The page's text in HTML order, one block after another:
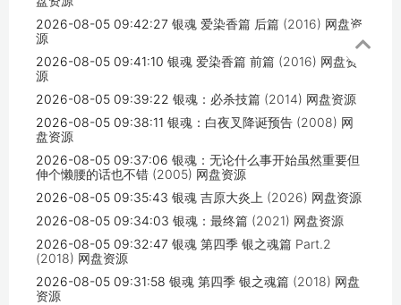
2026-08-05 09:42:27 银魂 爱染香篇 后篇 (2016) 网盘资
源
2026-08-05 09:41:10 银魂 爱染香篇 前篇 (2016) 网盘资
源
2026-08-05 09:39:22 银魂：必杀技篇 (2014) 网盘资源
2026-08-05 09:38:11 银魂：白夜叉降诞预告 (2008) 网
盘资源
2026-08-05 09:37:06 银魂：无论什么事开始虽然重要但
伸个懒腰的话也不错 (2005) 网盘资源
2026-08-05 09:35:43 银魂 吉原大炎上 (2026) 网盘资源
2026-08-05 09:34:03 银魂：最终篇 (2021) 网盘资源
2026-08-05 09:32:47 银魂 第四季 银之魂篇 Part.2
(2018) 网盘资源
2026-08-05 09:31:58 银魂 第四季 银之魂篇 (2018) 网盘
资源